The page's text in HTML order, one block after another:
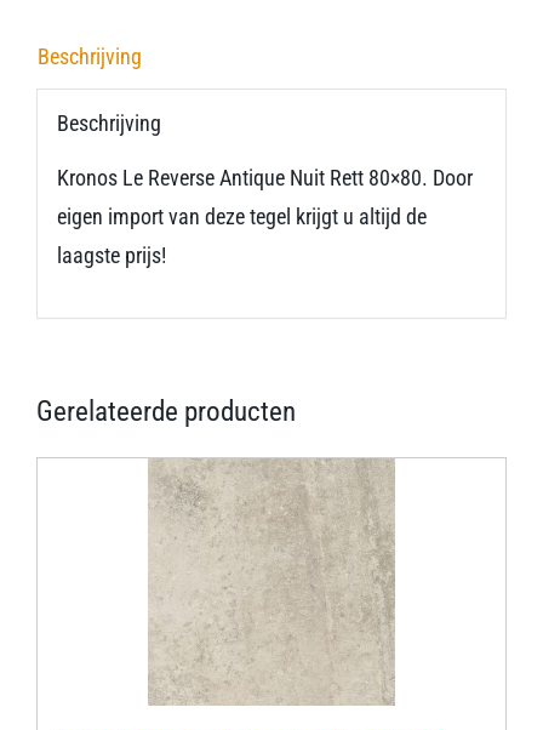
Beschrijving
Beschrijving
Kronos Le Reverse Antique Nuit Rett 80×80. Door
eigen import van deze tegel krijgt u altijd de
laagste prijs!
Gerelateerde producten